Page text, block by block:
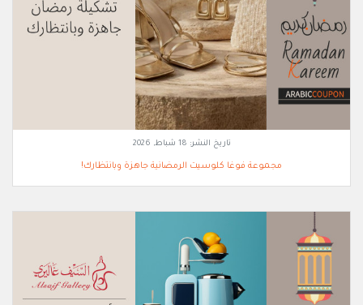
تاريخ النشر: 18 شباط, 2026
مجموعة فوغا كلوسيت الرمضانية جاهزة وبانتظارك!